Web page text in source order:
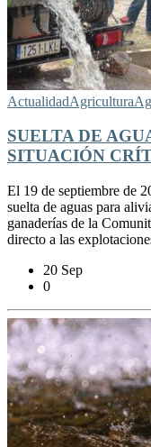
ActualidadAgricultura
SUELTA DE
SITUACIÓN
El 19 de septiembre de
suelta de aguas para
ganaderías de la
directo a las
20 Sep
0